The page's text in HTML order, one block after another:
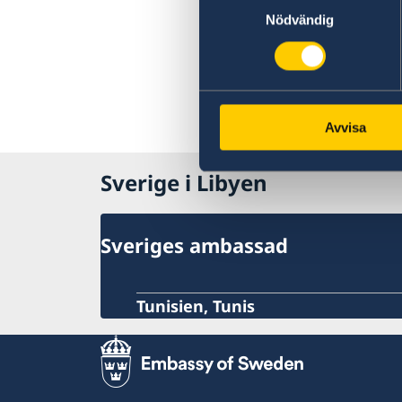
Nödvändig
Avvisa
Kriminalitet och personlig säkerhet
Sverige i Libyen
Sveriges ambassad
Tunisien, Tunis